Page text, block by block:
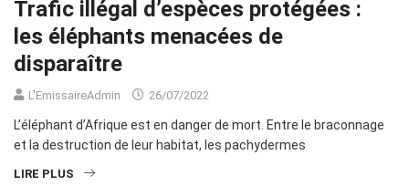
Trafic illégal d’espèces protégées :
les éléphants menacées de
disparaître
L'EmissaireAdmin 26/07/2022
L’éléphant d’Afrique est en danger de mort. Entre le braconnage
et la destruction de leur habitat, les pachydermes
LIRE PLUS